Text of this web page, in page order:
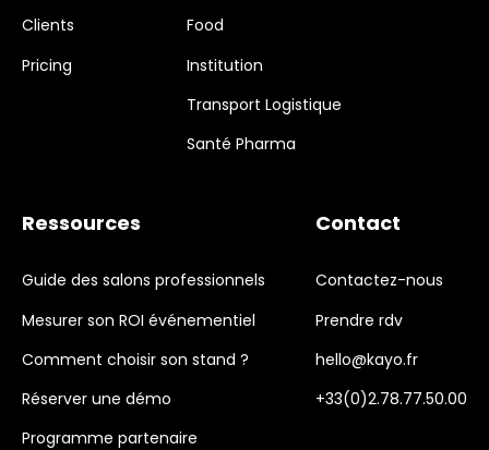
Clients
Pricing
Food
Institution
Transport Logistique
Santé Pharma
Ressources
Guide des salons professionnels
Mesurer son ROI événementiel
Comment choisir son stand ?
Réserver une démo
Programme partenaire
Contact
Contactez-nous
Prendre rdv
hello@kayo.fr
+33(0)2.78.77.50.00